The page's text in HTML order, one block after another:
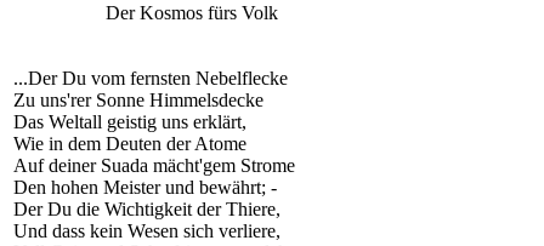
Der Kosmos fürs Volk
...Der Du vom fernsten Nebelflecke
Zu uns'rer Sonne Himmelsdecke
Das Weltall geistig uns erklärt,
Wie in dem Deuten der Atome
Auf deiner Suada mächt'gem Strome
Den hohen Meister und bewährt; -
Der Du die Wichtigkeit der Thiere,
Und dass kein Wesen sich verliere,